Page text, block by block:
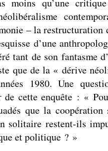
moins qu’une
– la restructuration
d’une
tant de son fantasme
que de la « dérive
1980. Une
cette enquête : «
que la
solitaire restent-ils
et politique ? »